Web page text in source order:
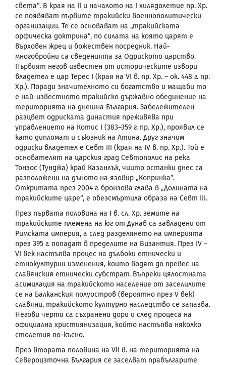
света“. В края на II и началото на I хилядолетие пр. Хр.
се появяват първите тракийски военнополитически
организации. Те се основават на „тракийската
орфическа доктрина“, по силата на която царят е
върховен жрец и божествен посредник. Най-
многобройни са сведенията за Одриското царство.
Първият негов известен от историческите извори
владетел е цар Терес I (края на VI в. пр. Хр. – ок. 448 г. пр.
Хр.). Поради значителното си богатство и мащаби то
е най-известното тракийско държавно обединение на
територията на днешна България. Забележителен
разцвет одриската династия преживява при
управлението на Котис I (383–359 г. пр. Хр.), проявил се
като дипломат и съюзник на Атина. Друг значим
одриски владетел е Севт III (крaя на IV в. пр. Хр.). Той е
основателят на царския град Севтополис на река
Тонзос (Тунджа) край Казанлък, чиито останки днес са
разположени на дъното на язовир „Копринка”.
Откритата през 2004 г. бронзова глава в „Долината на
тракийските царе“, е обезсмъртила образа на Севт III.
През първата половина на I в. сл. Хр. земите на
тракийските племена на юг от Дунав са завладени от
Римската империя, а след разделянето на империята
през 395 г. попадат в пределите на Византия. През IV –
VI век настъпва процес на дълбоки етнически и
етнокултурни изменения, които водят до превес на
славянския етнически субстрат. Въпреки цялостната
асимилация на тракийското население от заселилите
се на Балканския полуостров (вероятно през V век)
славяни, тракийското културно наследство се запазва.
Негови черти са съхранени дори и след процеса на
официална християнизация, който настъпва няколко
столетия по-късно.
През втората половина на VII в. на територията на
Североизточна България се заселват прабългарите